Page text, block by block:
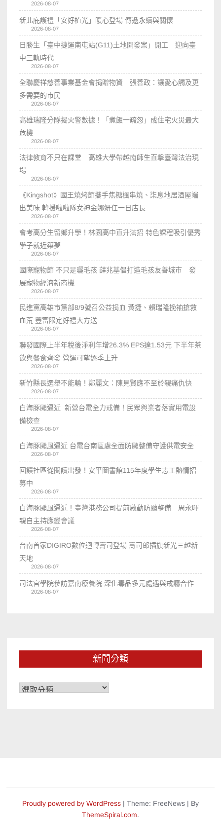
2026-08-07
新北庇護禮「安好植光」暖心登場 傳遞永續與關懷
2026-08-07
日勝生「臺中捷運南屯站(G11)土地開發案」開工 迎向臺
中三軌時代
2026-08-07
全聯慶祥慈善事業基金會捐贈物資 張善政：讓愛心觸及更
多需要的市民
2026-08-07
高雄瑞隆分隊揭火警數據！「煮飯一疏忽」成住宅火災最大
危機
2026-08-07
法律教育不只在課堂 高雄大學帶越南師生直擊臺灣法治現
場
2026-08-07
《Kingshot》國王燒烤節攜手焦糖楓串燒、柒息地居酒屋端
出美味 韓援啦啦隊女神金娜妍任一日店長
2026-08-07
會考高分生留鄉升學！林園高中直升滿招 特色課程吸引優秀
學子就近築夢
2026-08-07
國際寵物節 不只是曬毛孩 薛兆基倡打造毛孩友善城市 發
展寵物經濟新商機
2026-08-07
民進黨高雄市黨部8/9號召公益捐血 黃捷、賴瑞隆挽袖搶救
血荒 豐富限定好禮大方送
2026-08-07
聯發國際上半年稅後淨利年增26.3% EPS達1.53元 下半年茶
飲與餐食齊發 營運可望逐季上升
2026-08-07
新竹縣長選舉不能輸！鄭麗文：陳見賢應不至於親痛仇快
2026-08-07
白海豚颱逼近 新營台電全力戒備！民眾與業者落實用電設
備檢查
2026-08-07
白海豚颱風逼近 台電台南區處全面防颱整備守護供電安全
2026-08-07
回饋社區從閱讀出發！安平圖書館115年度學生志工熱情招
募中
2026-08-07
白海豚颱風逼近！臺灣港務公司提前啟動防颱整備 周永暉
親自主持應變會議
2026-08-07
台南首家DIGIRO數位迴轉壽司登場 壽司郎插旗新光三越新
天地
2026-08-07
司法官學院參訪嘉南療養院 深化毒品多元處遇與戒癮合作
2026-08-07
新聞分類
新
Proudly powered by WordPress | Theme: FreeNews | By
ThemeSpiral.com.